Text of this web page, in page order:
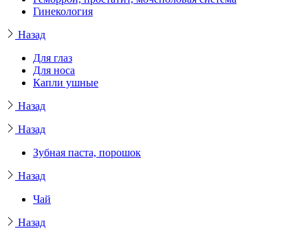
Гинекология
Назад
Для глаз
Для носа
Капли ушные
Назад
Назад
Зубная паста, порошок
Назад
Чай
Назад